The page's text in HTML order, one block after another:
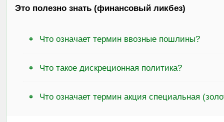
Это полезно знать (финансовый ликбез)
Что означает термин ввозные пошлины?
Что такое дискреционная политика?
Что означает термин акция специальная